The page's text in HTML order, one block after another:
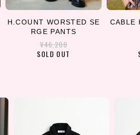
H.COUNT WORSTED SE
RGE PANTS
¥46,200
SOLD OUT
CABLE